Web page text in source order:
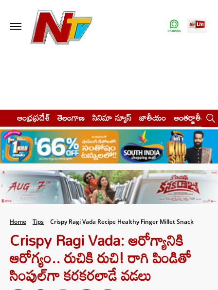
ఆంధ్రప్రదేశ్ తెలంగాణ సినిమా న్యూస్ జాతీయం అంతర్జాతీయం
Home Tips Crispy Ragi Vada Recipe Healthy Finger Millet Snack
Crispy Ragi Vada: ఆరోగ్యానికి
ఆరోగ్యం.. రుచికి రుచి! రాగి పిండితో
సింపుల్‌గా కరకరలాడే వడలు